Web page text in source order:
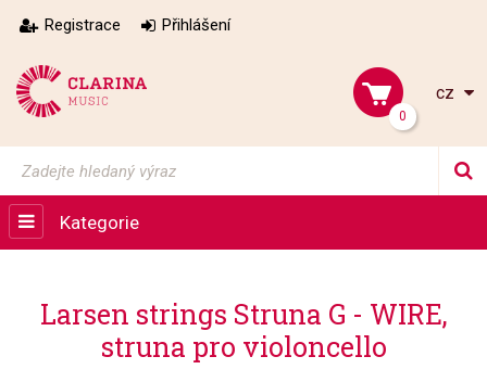
Registrace Přihlášení
0
cz
Kategorie
Larsen strings Struna G - WIRE,
struna pro violoncello